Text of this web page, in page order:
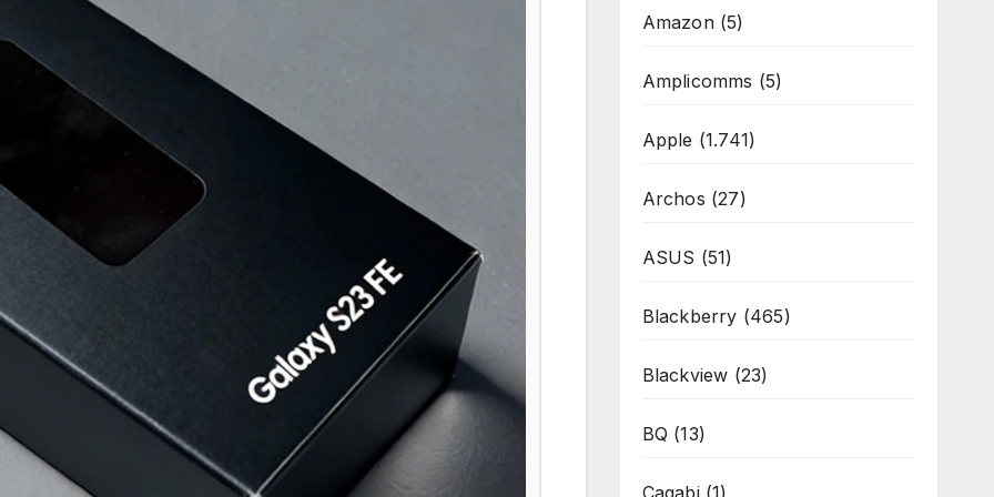
Amazon(5)
Amplicomms (5)
Apple (1.741)
Archos (27)
ASUS (51)
Blackberry (465)
Blackview (23)
BQ (13)